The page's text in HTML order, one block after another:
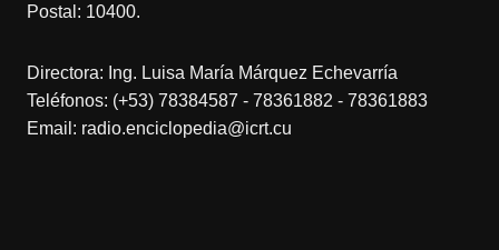
Postal: 10400.
Directora: Ing. Luisa María Márquez Echevarría
Teléfonos: (+53) 78384587 - 78361882 - 78361883
Email: radio.enciclopedia@icrt.cu